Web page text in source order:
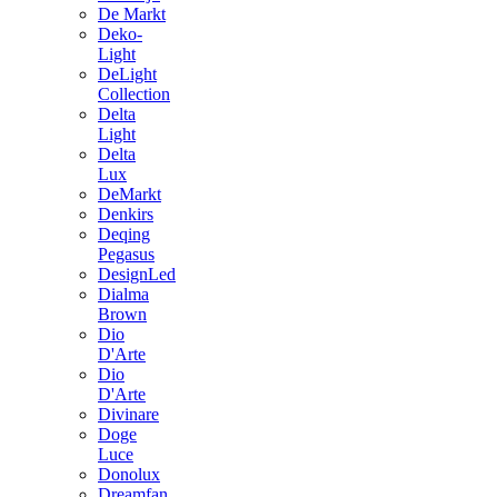
De Markt
Deko-
Light
DeLight
Collection
Delta
Light
Delta
Lux
DeMarkt
Denkirs
Deqing
Pegasus
DesignLed
Dialma
Brown
Dio
D'Arte
Dio
D'Arte
Divinare
Doge
Luce
Donolux